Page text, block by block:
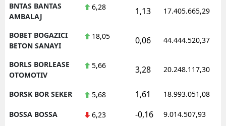
BNTAS BANTAS
AMBALAJ
6,28 1,13 17.405.665,29
BOBET BOGAZICI
BETON SANAYI
18,05 0,06 44.444.520,37
BORLS BORLEASE
OTOMOTIV
5,66 3,28 20.248.117,30
BORSK BOR SEKER 5,68 1,61 18.993.051,08
BOSSA BOSSA 6,23 -0,16 9.014.507,93